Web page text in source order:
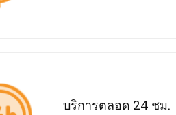
บริการตลอด 24 ชม.